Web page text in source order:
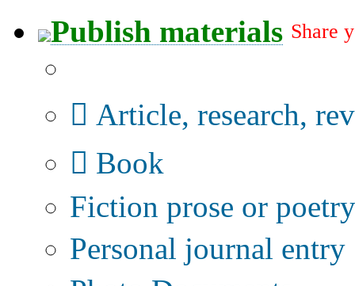
Publish materials Share
Article, research,
Book
Fiction prose or poetry
Personal journal entry